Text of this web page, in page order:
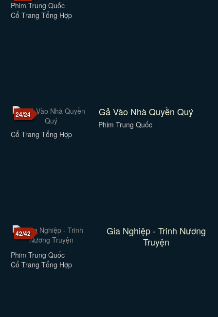
Phim Trung Quốc
Cổ Trang Tổng Hợp
24/24 Gả Vào Nhà Quyền Quý
Phim Trung Quốc
Cổ Trang Tổng Hợp
42/42
Gia Nghiệp - Trinh Nương
Truyện
Phim Trung Quốc
Cổ Trang Tổng Hợp